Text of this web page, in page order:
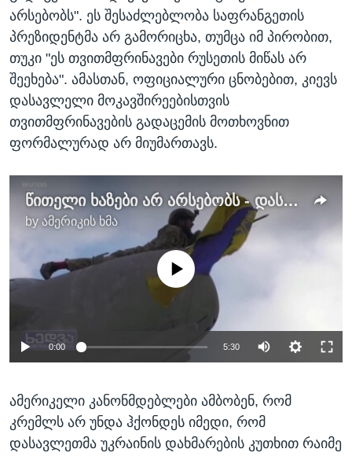
არსებობს". ეს შესაძლებლობა საფრანგეთის
პრეზიდენტმა არ გამორიცხა, თუმცა იმ პირობით,
თუკი "ეს თვითმფრინავები რუსეთის მიწას არ
შეეხება". ამასთან, ოფიციალური ცნობებით, კიევს
დასავლელი მოკავშირეებისთვის
თვითმფრინავების გადაცემის მოთხოვნით
ფორმალურად არ მიუმართავს.
წითელი ხაზები არ არსებობს - დასავლეთის გზავნილი რუსეთს
by ამერიკის ხმა
No media source currently available
0:00 5:30
ამერიკელი კანონმდებლები ამბობენ, რომ
კრემლს არ უნდა ჰქონდეს იმედი, რომ
დასავლეთმა უკრაინის დახმარების კუთხით რაიმე